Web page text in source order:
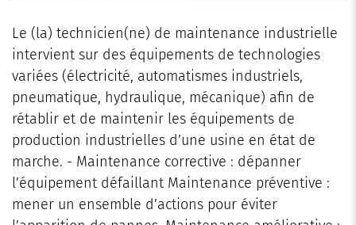
Le (la) technicien(ne) de maintenance industrielle
intervient sur des équipements de technologies
variées (électricité, automatismes industriels,
pneumatique, hydraulique, mécanique) afin de
rétablir et de maintenir les équipements de
production industrielles d’une usine en état de
marche. - Maintenance corrective : dépanner
l’équipement défaillant Maintenance préventive :
mener un ensemble d’actions pour éviter